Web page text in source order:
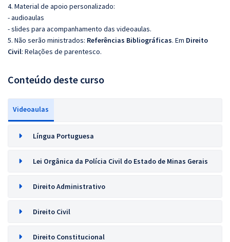
4. Material de apoio personalizado:
- audioaulas
- slides para acompanhamento das videoaulas.
5. Não serão ministrados: Referências Bibliográficas. Em Direito
Civil: Relações de parentesco.
Conteúdo deste curso
Videoaulas
Língua Portuguesa
Lei Orgânica da Polícia Civil do Estado de Minas Gerais
Direito Administrativo
Direito Civil
Direito Constitucional